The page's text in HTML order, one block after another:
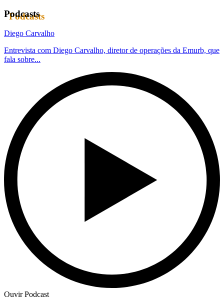
Podcasts
Diego Carvalho
Entrevista com Diego Carvalho, diretor de operações da Emurb, que
fala sobre...
Ouvir Podcast